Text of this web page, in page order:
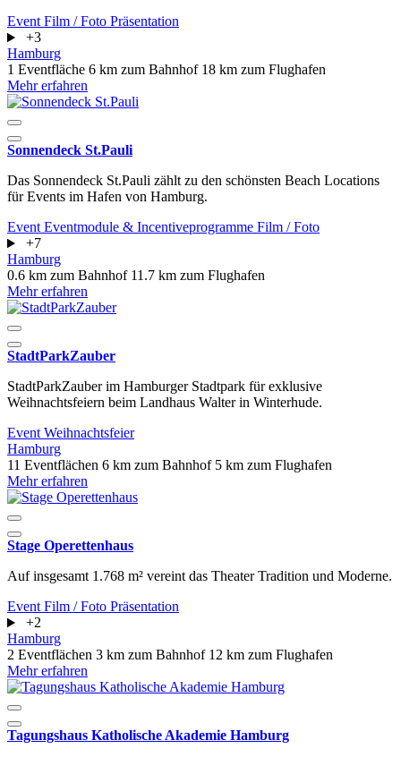
Event Film / Foto Präsentation
+3
Hamburg
1 Eventfläche 6 km zum Bahnhof 18 km zum Flughafen
Mehr erfahren
Sonnendeck St.Pauli
Das Sonnendeck St.Pauli zählt zu den schönsten Beach Locations
für Events im Hafen von Hamburg.
Event Eventmodule & Incentiveprogramme Film / Foto
+7
Hamburg
0.6 km zum Bahnhof 11.7 km zum Flughafen
Mehr erfahren
StadtParkZauber
StadtParkZauber im Hamburger Stadtpark für exklusive
Weihnachtsfeiern beim Landhaus Walter in Winterhude.
Event Weihnachtsfeier
Hamburg
11 Eventflächen 6 km zum Bahnhof 5 km zum Flughafen
Mehr erfahren
Stage Operettenhaus
Auf insgesamt 1.768 m² vereint das Theater Tradition und Moderne.
Event Film / Foto Präsentation
+2
Hamburg
2 Eventflächen 3 km zum Bahnhof 12 km zum Flughafen
Mehr erfahren
Tagungshaus Katholische Akademie Hamburg